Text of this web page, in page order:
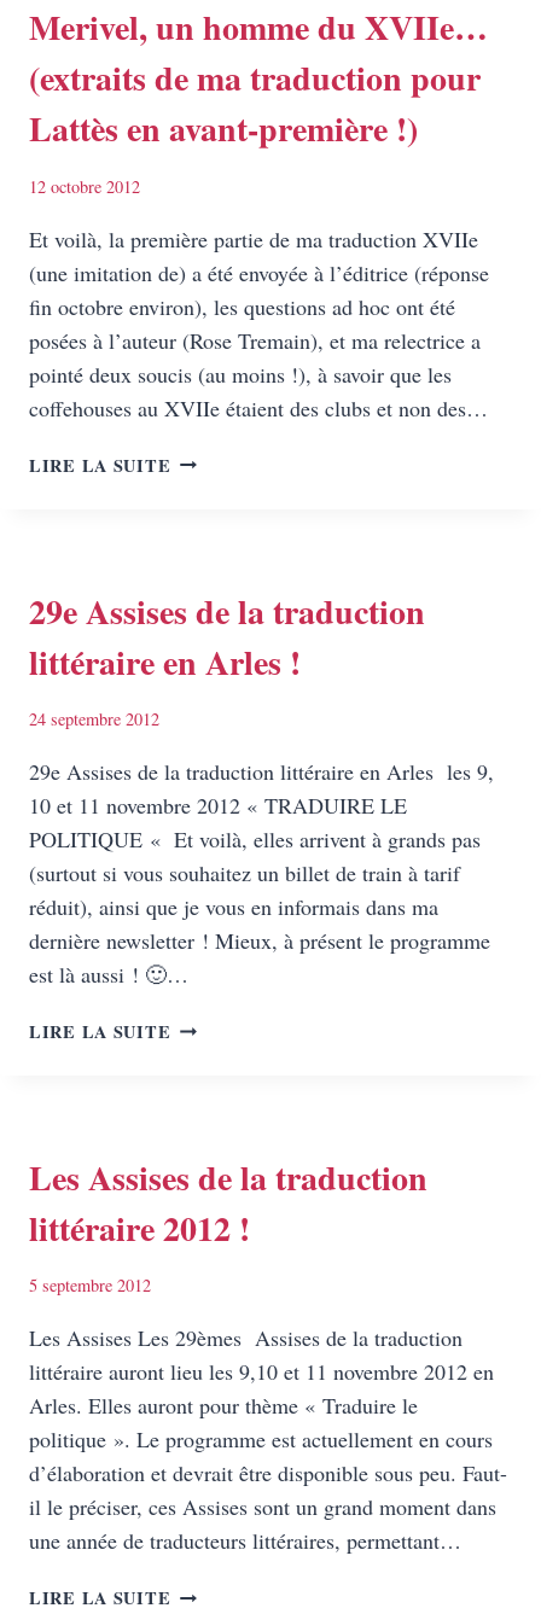
TRADUCTION
LITTÉRAIRE
DE
L’ITIRI
Merivel, un homme du XVIIe…
(extraits de ma traduction pour
Lattès en avant-première !)
12 octobre 2012
Et voilà, la première partie de ma traduction XVIIe
(une imitation de) a été envoyée à l’éditrice (réponse
fin octobre environ), les questions ad hoc ont été
posées à l’auteur (Rose Tremain), et ma relectrice a
pointé deux soucis (au moins !), à savoir que les
coffehouses au XVIIe étaient des clubs et non des…
LIRE LA SUITE MERIVEL,
(EXTRAITS
DE
MA
TRADUCTION
EN
PREMIÈRE
!)
29e Assises de la traduction
littéraire en Arles !
24 septembre 2012
29e Assises de la traduction littéraire en Arles les 9,
10 et 11 novembre 2012 « TRADUIRE LE
POLITIQUE « Et voilà, elles arrivent à grands pas
(surtout si vous souhaitez un billet de train à tarif
réduit), ainsi que je vous en informais dans ma
dernière newsletter ! Mieux, à présent le programme
est là aussi ! 🙂…
LIRE LA SUITE 29E
LITTÉRAIRE
EN
ARLES
!
Les Assises de la traduction
littéraire 2012 !
5 septembre 2012
Les Assises Les 29èmes Assises de la traduction
littéraire auront lieu les 9,10 et 11 novembre 2012 en
Arles. Elles auront pour thème « Traduire le
politique ». Le programme est actuellement en cours
d’élaboration et devrait être disponible sous peu. Faut-
il le préciser, ces Assises sont un grand moment dans
une année de traducteurs littéraires, permettant…
LIRE LA SUITE LES